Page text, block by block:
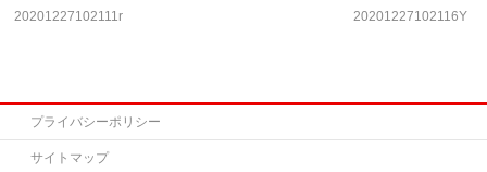
20201227102111r 20201227102116Y
プライバシーポリシー
サイトマップ